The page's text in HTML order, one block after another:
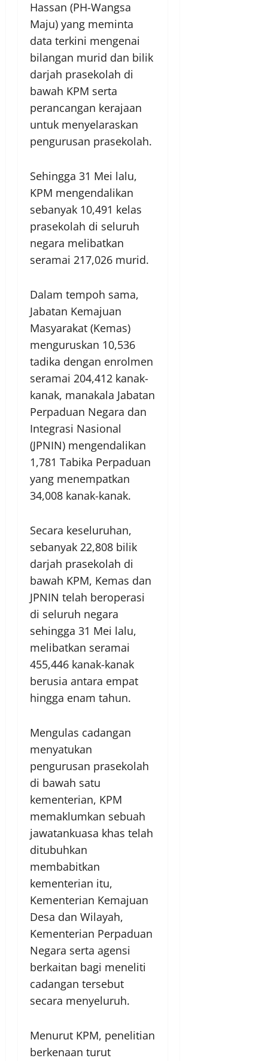
Hassan (PH-Wangsa
Maju) yang meminta
data terkini mengenai
bilangan murid dan bilik
darjah prasekolah di
bawah KPM serta
perancangan kerajaan
untuk menyelaraskan
pengurusan prasekolah.
Sehingga 31 Mei lalu,
KPM mengendalikan
sebanyak 10,491 kelas
prasekolah di seluruh
negara melibatkan
seramai 217,026 murid.
Dalam tempoh sama,
Jabatan Kemajuan
Masyarakat (Kemas)
menguruskan 10,536
tadika dengan enrolmen
seramai 204,412 kanak-
kanak, manakala Jabatan
Perpaduan Negara dan
Integrasi Nasional
(JPNIN) mengendalikan
1,781 Tabika Perpaduan
yang menempatkan
34,008 kanak-kanak.
Secara keseluruhan,
sebanyak 22,808 bilik
darjah prasekolah di
bawah KPM, Kemas dan
JPNIN telah beroperasi
di seluruh negara
sehingga 31 Mei lalu,
melibatkan seramai
455,446 kanak-kanak
berusia antara empat
hingga enam tahun.
Mengulas cadangan
menyatukan
pengurusan prasekolah
di bawah satu
kementerian, KPM
memaklumkan sebuah
jawatankuasa khas telah
ditubuhkan
membabitkan
kementerian itu,
Kementerian Kemajuan
Desa dan Wilayah,
Kementerian Perpaduan
Negara serta agensi
berkaitan bagi meneliti
cadangan tersebut
secara menyeluruh.
Menurut KPM, penelitian
berkenaan turut